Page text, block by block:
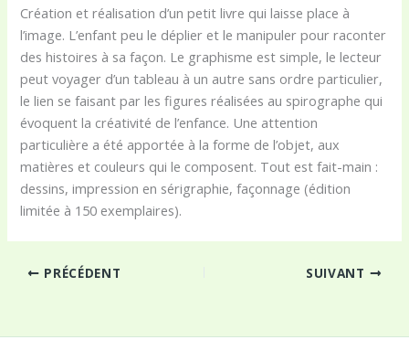
Création et réalisation d’un petit livre qui laisse place à
l’image. L’enfant peu le déplier et le manipuler pour raconter
des histoires à sa façon. Le graphisme est simple, le lecteur
peut voyager d’un tableau à un autre sans ordre particulier,
le lien se faisant par les figures réalisées au spirographe qui
évoquent la créativité de l’enfance. Une attention
particulière a été apportée à la forme de l’objet, aux
matières et couleurs qui le composent. Tout est fait-main :
dessins, impression en sérigraphie, façonnage (édition
limitée à 150 exemplaires).
PRÉCÉDENT SUIVANT